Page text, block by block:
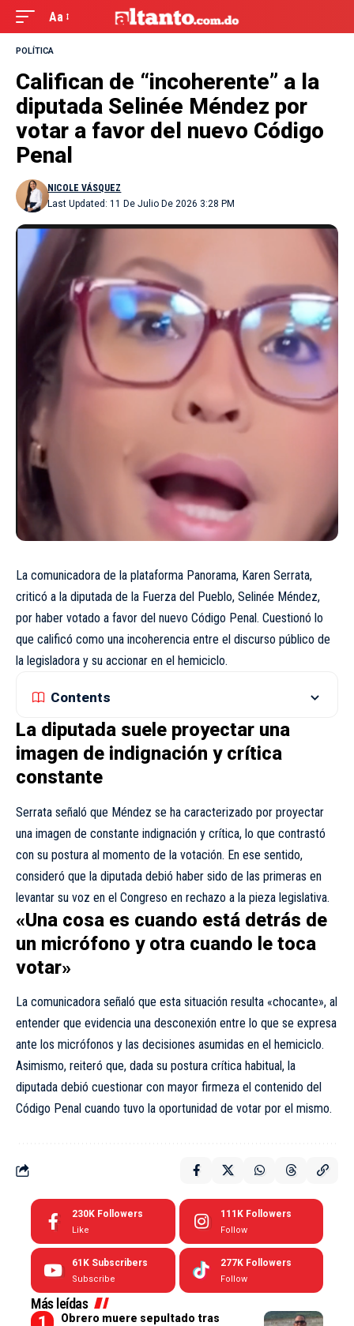
Aa
POLÍTICA
Califican de “incoherente” a la
diputada Selinée Méndez por
votar a favor del nuevo Código
Penal
Last Updated: 11 De Julio De 2026 3:28 PM
NICOLE VÁSQUEZ
La comunicadora de la plataforma Panorama, Karen Serrata,
criticó a la diputada de la Fuerza del Pueblo, Selinée Méndez,
por haber votado a favor del nuevo Código Penal. Cuestionó lo
que calificó como una incoherencia entre el discurso público de
la legisladora y su accionar en el hemiciclo.
Contents
La diputada suele proyectar una
imagen de indignación y crítica
constante
Serrata señaló que Méndez se ha caracterizado por proyectar
una imagen de constante indignación y crítica, lo que contrastó
con su postura al momento de la votación. En ese sentido,
consideró que la diputada debió haber sido de las primeras en
levantar su voz en el Congreso en rechazo a la pieza legislativa.
«Una cosa es cuando está detrás de
un micrófono y otra cuando le toca
votar»
La comunicadora señaló que esta situación resulta «chocante», al
entender que evidencia una desconexión entre lo que se expresa
ante los micrófonos y las decisiones asumidas en el hemiciclo.
Asimismo, reiteró que, dada su postura crítica habitual, la
diputada debió cuestionar con mayor firmeza el contenido del
Código Penal cuando tuvo la oportunidad de votar por el mismo.
230K Followers
Like
111K Followers
Follow
61K Subscribers
Subscribe
277K Followers
Follow
Más leídas
Obrero muere sepultado tras